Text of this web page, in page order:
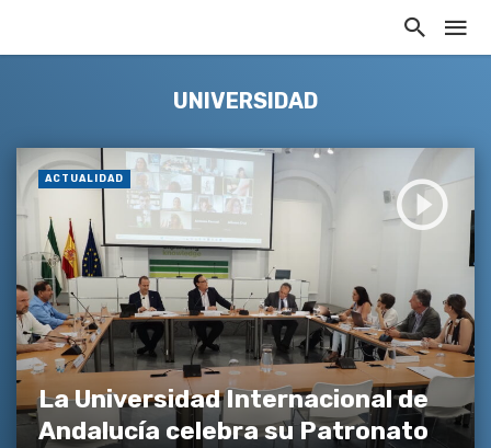
UNIVERSIDAD
La Universidad Internacional de
Andalucía celebra su Patronato
ACTUALIDAD